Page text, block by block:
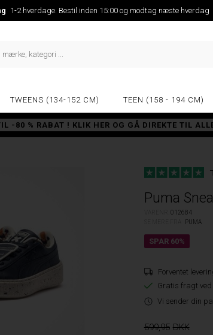
1-2 hverdage. Bestil inden 15:00 og modtag næste hverdag
TWEENS (134-152 CM) TEEN (158 - 194 CM)
-80 % RABAT ! KLIK HER OG GÅ DIREKTE TIL
Puma
012684
PUMA
Forventet
Gratis fragt ved
Vi sender din
599,95